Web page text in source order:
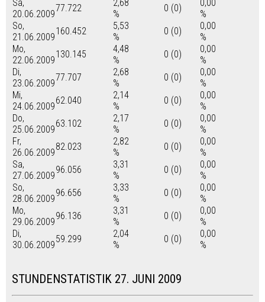
Sa,
20.06.2009
77.722
2,68
%
0 (0)
0,00
%
So,
21.06.2009
160.452
5,53
%
0 (0)
0,00
%
Mo,
22.06.2009
130.145
4,48
%
0 (0)
0,00
%
Di,
23.06.2009
77.707
2,68
%
0 (0)
0,00
%
Mi,
24.06.2009
62.040
2,14
%
0 (0)
0,00
%
Do,
25.06.2009
63.102
2,17
%
0 (0)
0,00
%
Fr,
26.06.2009
82.023
2,82
%
0 (0)
0,00
%
Sa,
27.06.2009
96.056
3,31
%
0 (0)
0,00
%
So,
28.06.2009
96.656
3,33
%
0 (0)
0,00
%
Mo,
29.06.2009
96.136
3,31
%
0 (0)
0,00
%
Di,
30.06.2009
59.299
2,04
%
0 (0)
0,00
%
STUNDENSTATISTIK 27. JUNI 2009